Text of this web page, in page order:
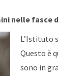
nelle fasce
L’Istituto
Questo è
sono in